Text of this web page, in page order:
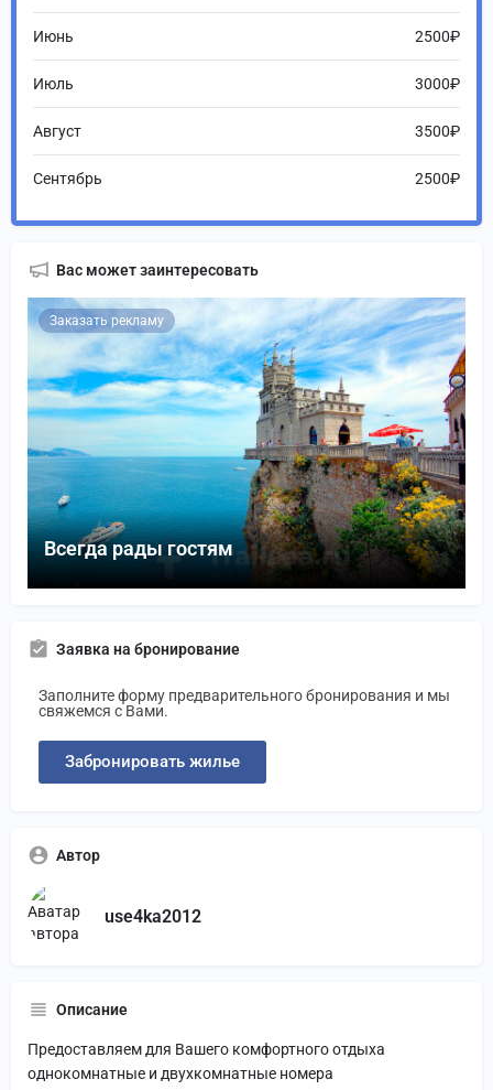
Июнь 2500₽
Июль 3000₽
Август 3500₽
Сентябрь 2500₽
Вас может заинтересовать
Заказать рекламу
Всегда рады гостям
Заявка на бронирование
Заполните форму предварительного бронирования и мы
свяжемся с Вами.
Забронировать жилье
Автор
use4ka2012
Описание
Предоставляем для Вашего комфортного отдыха
однокомнатные и двухкомнатные номера